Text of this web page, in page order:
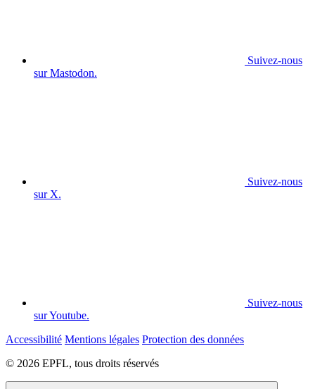
Suivez-nous
sur Mastodon.
Suivez-nous
sur X.
Suivez-nous
sur Youtube.
Accessibilité Mentions légales Protection des données
© 2026 EPFL, tous droits réservés